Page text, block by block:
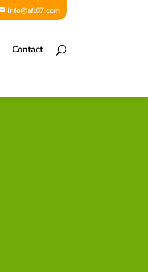
info@afl67.com
Contact